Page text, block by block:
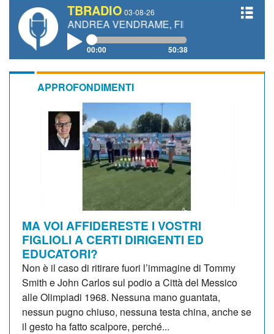
TBRADIO 03-08-26
ANDREA VENDRAME, FILIPPO FIORELLI
00:00 50:38
APPROFONDIMENTI
MA VOI AFFIDERESTE I VOSTRI
FIGLIOLI A CERTI DIRIGENTI ED
EDUCATORI?
Non è il caso di ritirare fuori l’immagine di Tommy
Smith e John Carlos sul podio a Città del Messico
alle Olimpiadi 1968. Nessuna mano guantata,
nessun pugno chiuso, nessuna testa china, anche se
il gesto ha fatto scalpore, perché...